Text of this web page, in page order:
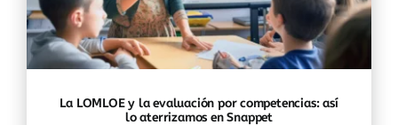
La LOMLOE y la evaluación por competencias: así
lo aterrizamos en Snappet